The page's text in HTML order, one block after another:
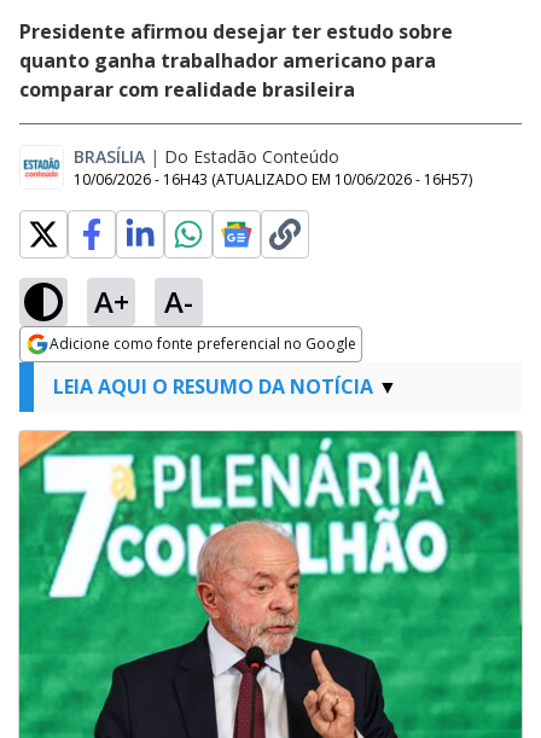
Presidente afirmou desejar ter estudo sobre
quanto ganha trabalhador americano para
comparar com realidade brasileira
BRASÍLIA | Do Estadão Conteúdo
10/06/2026 - 16H43 (ATUALIZADO EM 10/06/2026 - 16H57)
A+ A-
Adicione como fonte preferencial no Google
Opens in new window
LEIA AQUI O RESUMO DA NOTÍCIA